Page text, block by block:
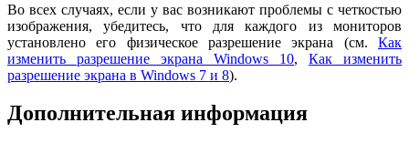
Во всех случаях, если у вас возникают проблемы с четкостью
изображения, убедитесь, что для каждого из мониторов
установлено его физическое разрешение экрана (см. Как
изменить разрешение экрана Windows 10, Как изменить
разрешение экрана в Windows 7 и 8).
Дополнительная информация